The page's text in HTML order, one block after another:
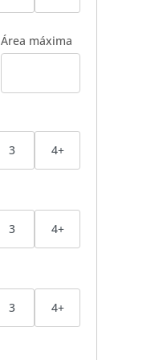
Área máxima
3 4+
3 4+
3 4+